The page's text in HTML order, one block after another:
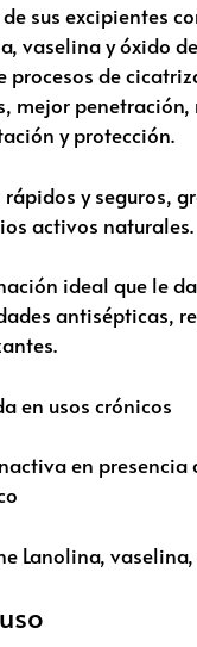
sus excipientes
vaselina y óxido
procesos de
mejor penetración,
y protección.
rápidos y seguros,
activos naturales.
ideal que le
antisépticas,
en usos crónicos
en presencia
Lanolina,